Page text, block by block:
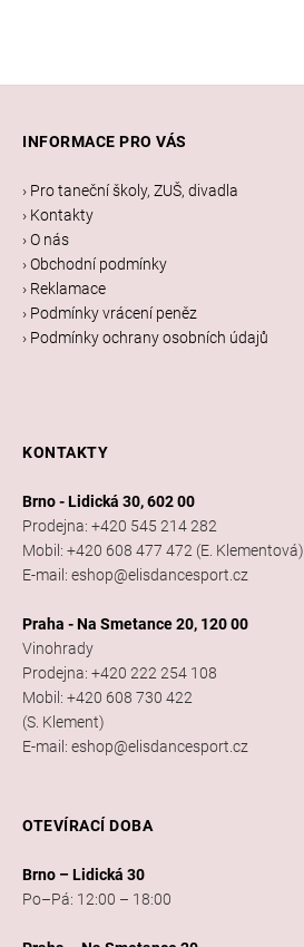
INFORMACE PRO VÁS
› Pro taneční školy, ZUŠ, divadla
› Kontakty
› O nás
› Obchodní podmínky
› Reklamace
› Podmínky vrácení peněz
› Podmínky ochrany osobních údajů
KONTAKTY
Brno - Lidická 30, 602 00
Prodejna: +420 545 214 282
Mobil: +420 608 477 472 (E. Klementová)
E-mail: eshop@elisdancesport.cz
Praha - Na Smetance 20, 120 00
Vinohrady
Prodejna: +420 222 254 108
Mobil: +420 608 730 422
(S. Klement)
E-mail: eshop@elisdancesport.cz
OTEVÍRACÍ DOBA
Brno – Lidická 30
Po–Pá: 12:00 – 18:00